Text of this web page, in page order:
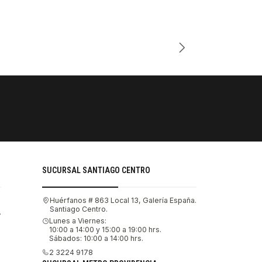
SUCURSAL SANTIAGO CENTRO
Huérfanos # 863 Local 13, Galería España.
Santiago Centro.
Lunes a Viernes:
10:00 a 14:00 y 15:00 a 19:00 hrs.
Sábados: 10:00 a 14:00 hrs.
2 3224 9178